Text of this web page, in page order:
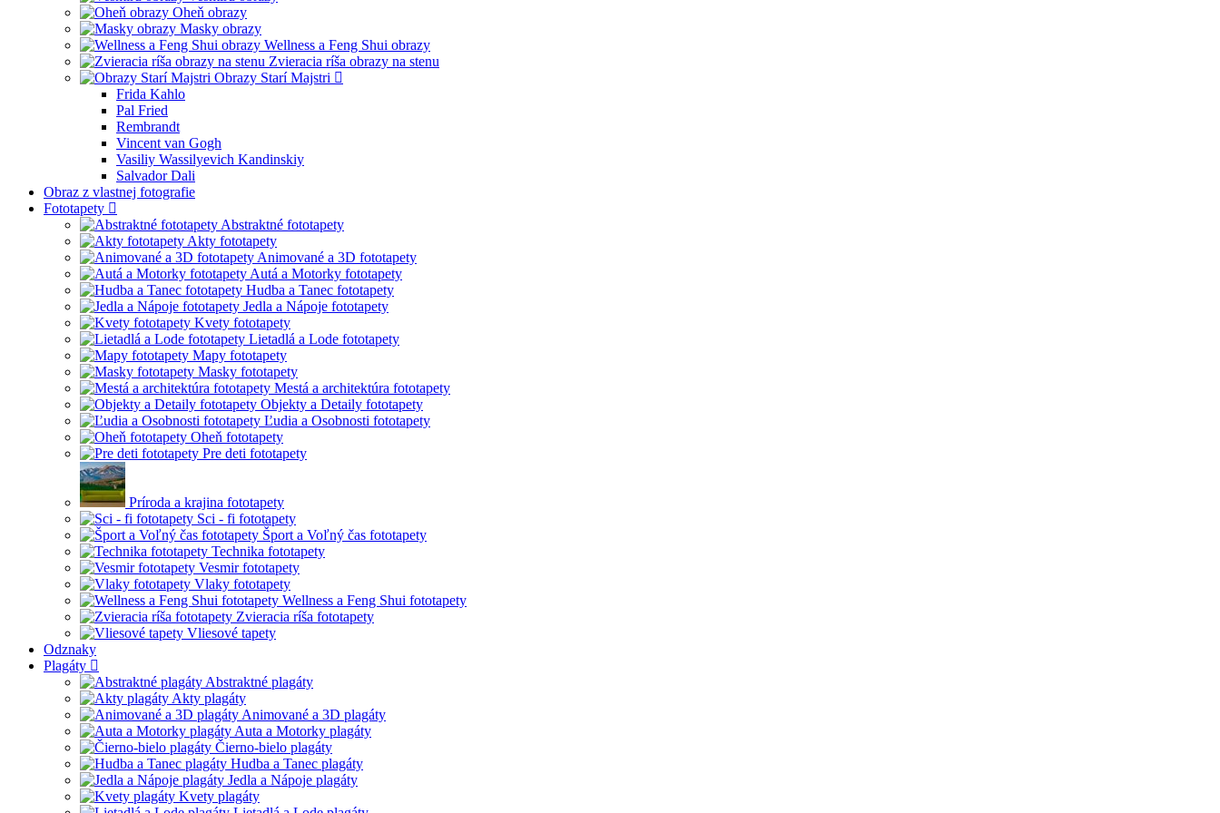
Oheň obrazy
Masky obrazy
Wellness a Feng Shui obrazy
Zvieracia ríša obrazy na stenu
Obrazy Starí Majstri
Frida Kahlo
Pal Fried
Rembrandt
Vincent van Gogh
Vasiliy Wassilyevich Kandinskiy
Salvador Dali
Obraz z vlastnej fotografie
Fototapety
Abstraktné fototapety
Akty fototapety
Animované a 3D fototapety
Autá a Motorky fototapety
Hudba a Tanec fototapety
Jedla a Nápoje fototapety
Kvety fototapety
Lietadlá a Lode fototapety
Mapy fototapety
Masky fototapety
Mestá a architektúra fototapety
Objekty a Detaily fototapety
Ľudia a Osobnosti fototapety
Oheň fototapety
Pre deti fototapety
Príroda a krajina fototapety
Sci - fi fototapety
Šport a Voľný čas fototapety
Technika fototapety
Vesmir fototapety
Vlaky fototapety
Wellness a Feng Shui fototapety
Zvieracia ríša fototapety
Vliesové tapety
Odznaky
Plagáty
Abstraktné plagáty
Akty plagáty
Animované a 3D plagáty
Auta a Motorky plagáty
Čierno-bielo plagáty
Hudba a Tanec plagáty
Jedla a Nápoje plagáty
Kvety plagáty